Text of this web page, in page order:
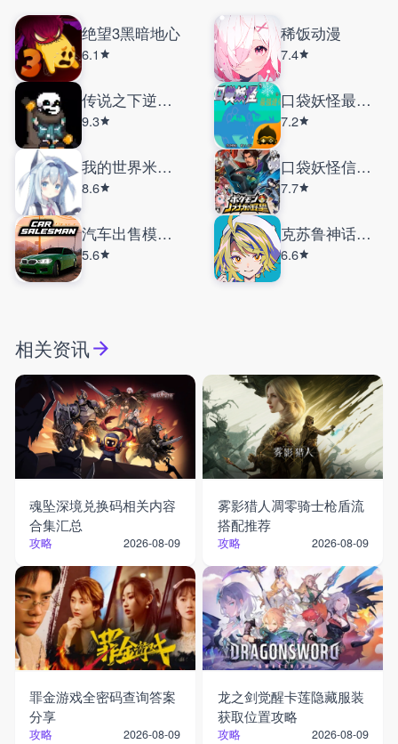
绝望3黑暗地心
6.1
稀饭动漫
7.4
传说之下逆境对决
9.3
口袋妖怪最强进化
7.2
我的世界米库宝可梦
8.6
口袋妖怪信长的野望
7.7
汽车出售模拟器汉化版
5.6
克苏鲁神话疯狂低语
6.6
相关资讯
魂坠深境兑换码相关内容
合集汇总
攻略 2026-08-09
雾影猎人凋零骑士枪盾流
搭配推荐
攻略 2026-08-09
罪金游戏全密码查询答案
分享
攻略 2026-08-09
龙之剑觉醒卡莲隐藏服装
获取位置攻略
攻略 2026-08-09